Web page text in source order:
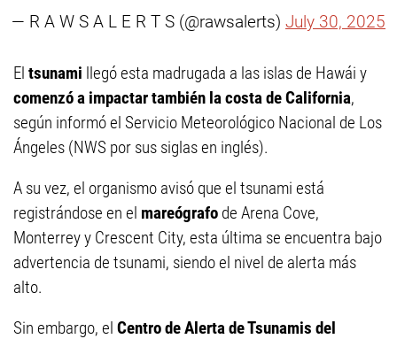
— R A W S A L E R T S (@rawsalerts) July 30, 2025
El tsunami llegó esta madrugada a las islas de Hawái y
comenzó a impactar también la costa de California,
según informó el Servicio Meteorológico Nacional de Los
Ángeles (NWS por sus siglas en inglés).
A su vez, el organismo avisó que el tsunami está
registrándose en el mareógrafo de Arena Cove,
Monterrey y Crescent City, esta última se encuentra bajo
advertencia de tsunami, siendo el nivel de alerta más
alto.
Sin embargo, el Centro de Alerta de Tsunamis del